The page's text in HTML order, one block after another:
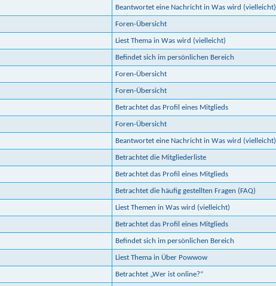
Beantwortet eine Nachricht in Was wird (vielleicht)
Foren-Übersicht
Liest Thema in Was wird (vielleicht)
Befindet sich im persönlichen Bereich
Foren-Übersicht
Foren-Übersicht
Betrachtet das Profil eines Mitglieds
Foren-Übersicht
Beantwortet eine Nachricht in Was wird (vielleicht)
Betrachtet die Mitgliederliste
Betrachtet das Profil eines Mitglieds
Betrachtet die häufig gestellten Fragen (FAQ)
Liest Themen in Was wird (vielleicht)
Betrachtet das Profil eines Mitglieds
Befindet sich im persönlichen Bereich
Liest Thema in Über Powwow
Betrachtet „Wer ist online?“